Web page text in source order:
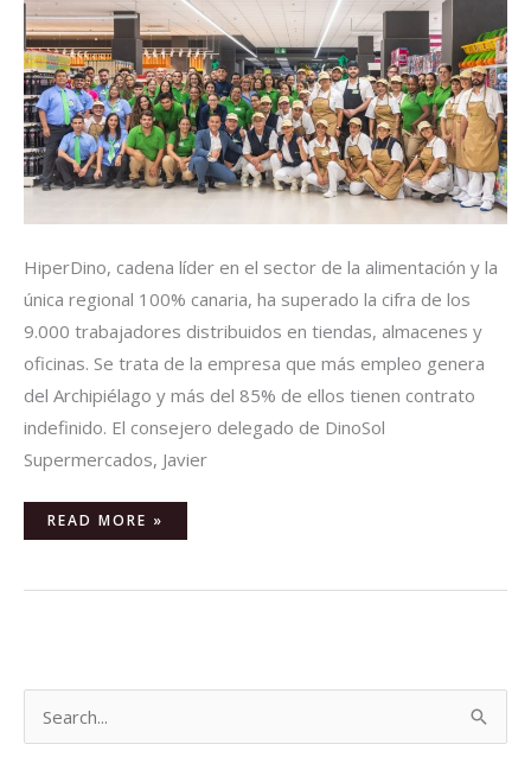
HiperDino, cadena líder en el sector de la alimentación y la
única regional 100% canaria, ha superado la cifra de los
9.000 trabajadores distribuidos en tiendas, almacenes y
oficinas. Se trata de la empresa que más empleo genera
del Archipiélago y más del 85% de ellos tienen contrato
indefinido. El consejero delegado de DinoSol
Supermercados, Javier
READ MORE »